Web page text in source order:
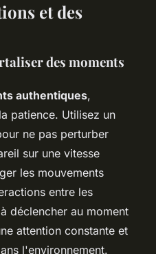
et des
des moments
authentiques,
patience. Utilisez un
ne pas perturber
sur une vitesse
les mouvements
entre les
déclencher au moment
attention constante et
l'environnement.